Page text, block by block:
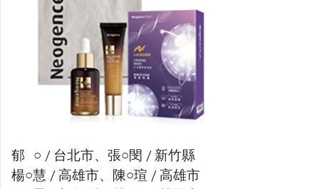
郁 ○ / 台北市、張○閔 / 新竹縣
楊○慧 / 高雄市、陳○瑄 / 高雄市